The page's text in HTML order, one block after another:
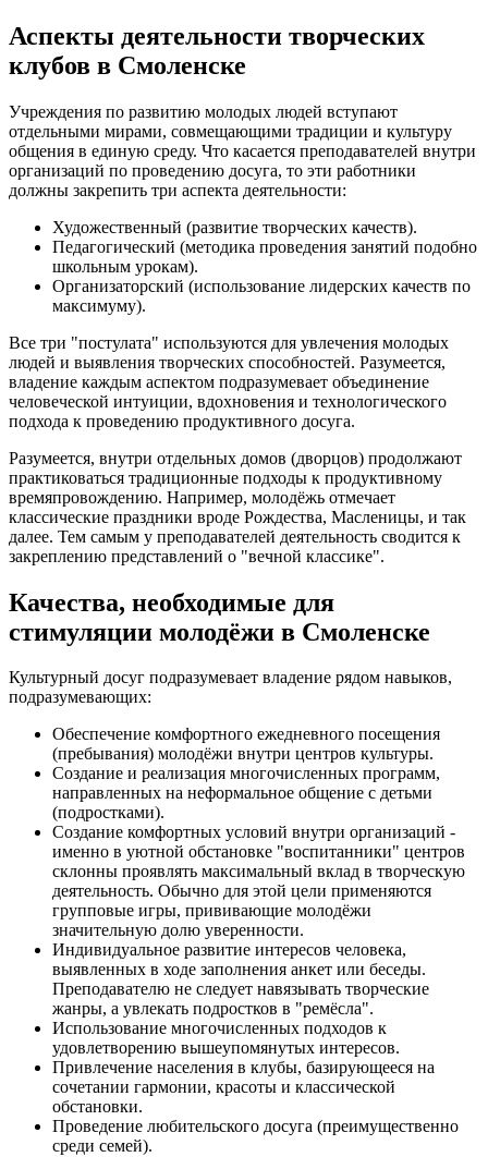
Аспекты деятельности творческих
клубов в Смоленске
Учреждения по развитию молодых людей вступают
отдельными мирами, совмещающими традиции и культуру
общения в единую среду. Что касается преподавателей внутри
организаций по проведению досуга, то эти работники
должны закрепить три аспекта деятельности:
Художественный (развитие творческих качеств).
Педагогический (методика проведения занятий подобно
школьным урокам).
Организаторский (использование лидерских качеств по
максимуму).
Все три "постулата" используются для увлечения молодых
людей и выявления творческих способностей. Разумеется,
владение каждым аспектом подразумевает объединение
человеческой интуиции, вдохновения и технологического
подхода к проведению продуктивного досуга.
Разумеется, внутри отдельных домов (дворцов) продолжают
практиковаться традиционные подходы к продуктивному
времяпровождению. Например, молодёжь отмечает
классические праздники вроде Рождества, Масленицы, и так
далее. Тем самым у преподавателей деятельность сводится к
закреплению представлений о "вечной классике".
Качества, необходимые для
стимуляции молодёжи в Смоленске
Культурный досуг подразумевает владение рядом навыков,
подразумевающих:
Обеспечение комфортного ежедневного посещения
(пребывания) молодёжи внутри центров культуры.
Создание и реализация многочисленных программ,
направленных на неформальное общение с детьми
(подростками).
Создание комфортных условий внутри организаций -
именно в уютной обстановке "воспитанники" центров
склонны проявлять максимальный вклад в творческую
деятельность. Обычно для этой цели применяются
групповые игры, прививающие молодёжи
значительную долю уверенности.
Индивидуальное развитие интересов человека,
выявленных в ходе заполнения анкет или беседы.
Преподавателю не следует навязывать творческие
жанры, а увлекать подростков в "ремёсла".
Использование многочисленных подходов к
удовлетворению вышеупомянутых интересов.
Привлечение населения в клубы, базирующееся на
сочетании гармонии, красоты и классической
обстановки.
Проведение любительского досуга (преимущественно
среди семей).